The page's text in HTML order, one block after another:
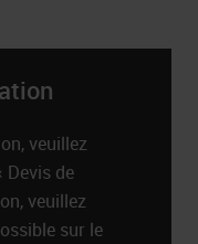
veuillez
Devis de
veuillez
sur le